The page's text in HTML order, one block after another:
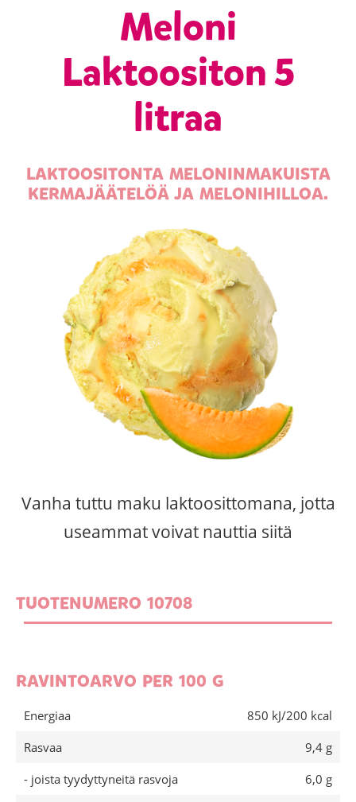
Meloni
Laktoositon 5
litraa
LAKTOOSITONTA MELONINMAKUISTA
KERMAJÄÄTELÖÄ JA MELONIHILLOA.
Vanha tuttu maku laktoosittomana, jotta
useammat voivat nauttia siitä
TUOTENUMERO 10708
RAVINTOARVO PER 100 G
Energiaa
850 kJ/200 kcal
Rasvaa
9,4 g
- joista tyydyttyneitä rasvoja
6,0 g